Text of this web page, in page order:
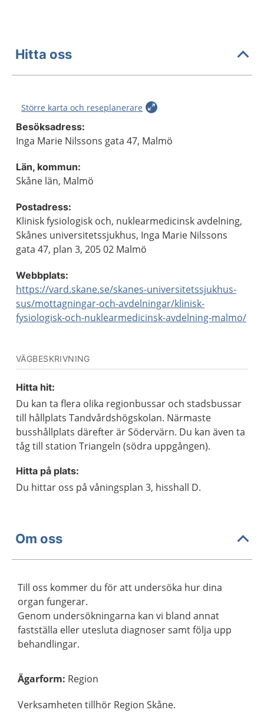
Hitta oss
Större karta och reseplanerare
Besöksadress:
Inga Marie Nilssons gata 47, Malmö
Län, kommun:
Skåne län, Malmö
Postadress:
Klinisk fysiologisk och, nuklearmedicinsk avdelning,
Skånes universitetssjukhus, Inga Marie Nilssons
gata 47, plan 3, 205 02 Malmö
Webbplats:
https://vard.skane.se/skanes-universitetssjukhus-
sus/mottagningar-och-avdelningar/klinisk-
fysiologisk-och-nuklearmedicinsk-avdelning-malmo/
VÄGBESKRIVNING
Hitta hit:
Du kan ta flera olika regionbussar och stadsbussar
till hållplats Tandvårdshögskolan. Närmaste
busshållplats därefter är Södervärn. Du kan även ta
tåg till station Triangeln (södra uppgången).
Hitta på plats:
Du hittar oss på våningsplan 3, hisshall D.
Om oss
Till oss kommer du för att undersöka hur dina
organ fungerar.
Genom undersökningarna kan vi bland annat
fastställa eller utesluta diagnoser samt följa upp
behandlingar.
Ägarform: Region
Verksamheten tillhör Region Skåne.